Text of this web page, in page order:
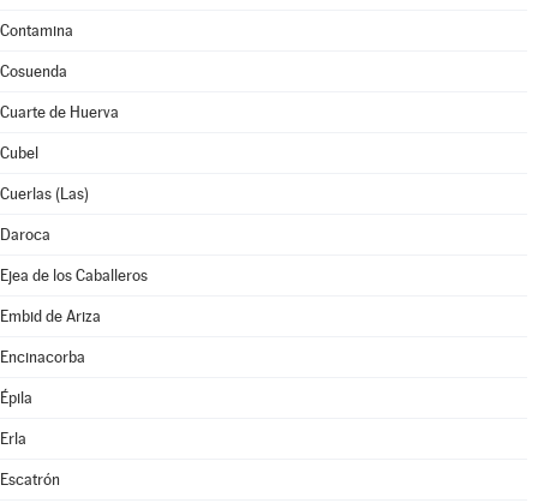
Contamina
Cosuenda
Cuarte de Huerva
Cubel
Cuerlas (Las)
Daroca
Ejea de los Caballeros
Embid de Ariza
Encinacorba
Épila
Erla
Escatrón